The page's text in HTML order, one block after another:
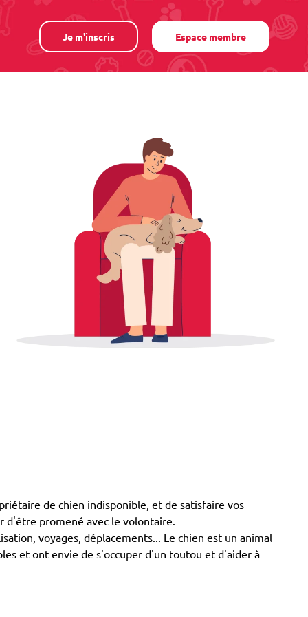
Je m'inscris Espace membre
de chien indisponible, et de satisfaire vos
d'être promené avec le volontaire.
voyages, déplacements... Le chien est un animal
et ont envie de s'occuper d'un toutou et d'aider à